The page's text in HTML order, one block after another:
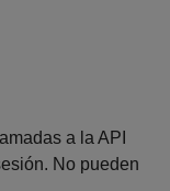
a la API
No pueden